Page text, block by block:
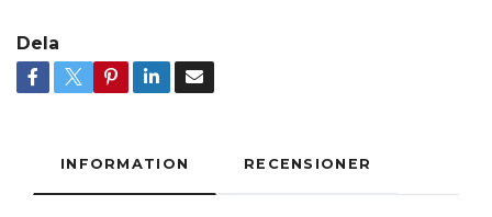
Dela
INFORMATION RECENSIONER